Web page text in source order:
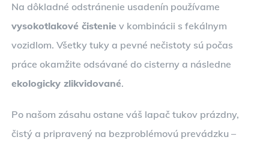
Na dôkladné odstránenie usadenín používame
vysokotlakové čistenie v kombinácii s fekálnym
vozidlom. Všetky tuky a pevné nečistoty sú počas
práce okamžite odsávané do cisterny a následne
ekologicky zlikvidované.
Po našom zásahu ostane váš lapač tukov prázdny,
čistý a pripravený na bezproblémovú prevádzku –